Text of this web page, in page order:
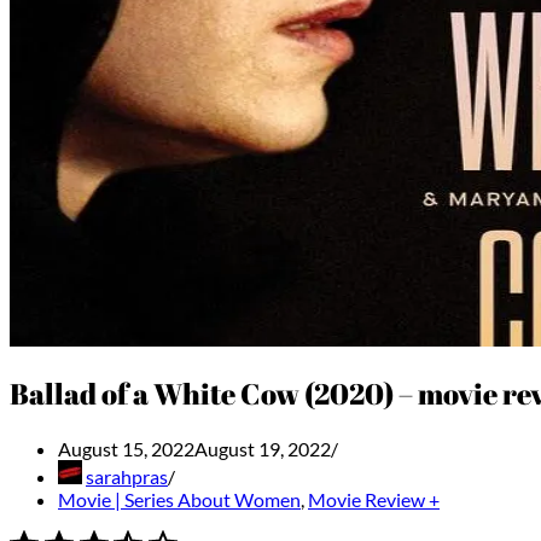
Ballad of a White Cow (2020) – movie
August 15, 2022August 19, 2022
sarahpras
Movie | Series About Women, Movie Review +
⭐
⭐